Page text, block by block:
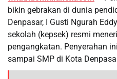
bikin gebrakan di dunia
Denpasar, I Gusti Ngurah
sekolah (kepsek) resmi
pengangkatan. Penyerahan
sampai SMP di Kota